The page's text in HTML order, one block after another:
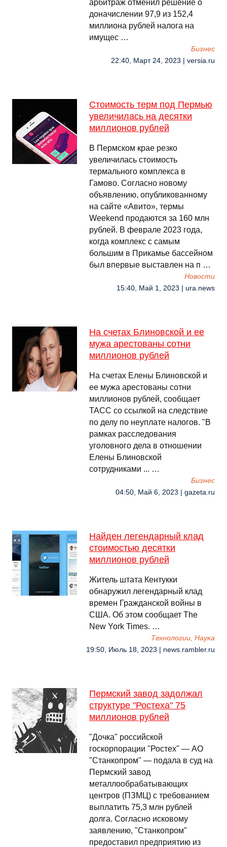
арбитраж отменил решение о
доначислении 97,9 из 152,4
миллиона рублей налога на
имущес …
Бизнес
22:40, Март 24, 2023 | versia.ru
Стоимость терм под Пермью
увеличилась на десятки
миллионов рублей
В Пермском крае резко
увеличилась стоимость
термального комплекса в
Гамово. Согласно новому
объявлению, опубликованному
на сайте «Авито», термы
Weekend продаются за 160 млн
рублей. В феврале 2023 года,
когда комплекс с самым
большим в Прикамье бассейном
был впервые выставлен на п …
Новости
15:40, Май 1, 2023 | ura.news
На счетах Блиновской и ее
мужа арестованы сотни
миллионов рублей
На счетах Елены Блиновской и
ее мужа арестованы сотни
миллионов рублей, сообщает
ТАСС со ссылкой на следствие
по делу по неуплате налогов. "В
рамках расследования
уголовного дела в отношении
Елены Блиновской
сотрудниками ... …
Бизнес
04:50, Май 6, 2023 | gazeta.ru
Найден легендарный клад
стоимостью десятки
миллионов рублей
Житель штата Кентукки
обнаружил легендарный клад
времен Гражданской войны в
США. Об этом сообщает The
New York Times. …
Технологии, Наука
19:50, Июль 18, 2023 | news.rambler.ru
Пермский завод задолжал
структуре "Ростеха" 75
миллионов рублей
"Дочка" российской
госкорпорации "Ростех" — АО
"Станкопром" — подала в суд на
Пермский завод
металлообрабатывающих
центров (ПЗМЦ) с требованием
выплатить 75,3 млн рублей
долга. Согласно исковому
заявлению, "Станкопром"
предоставил предприятию из